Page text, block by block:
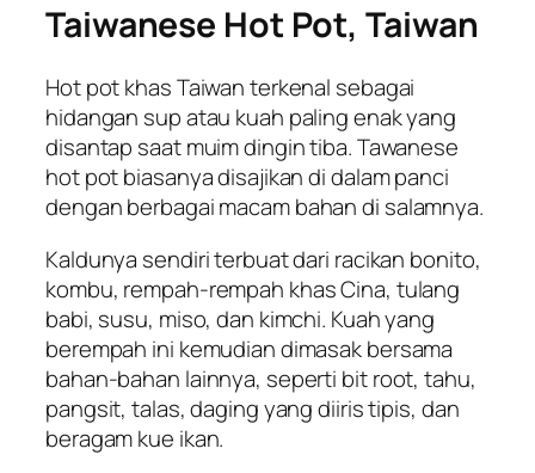
Taiwanese Hot Pot, Taiwan
Hot pot khas Taiwan terkenal sebagai
hidangan sup atau kuah paling enak yang
disantap saat muim dingin tiba. Tawanese
hot pot biasanya disajikan di dalam panci
dengan berbagai macam bahan di salamnya.
Kaldunya sendiri terbuat dari racikan bonito,
kombu, rempah-rempah khas Cina, tulang
babi, susu, miso, dan kimchi. Kuah yang
berempah ini kemudian dimasak bersama
bahan-bahan lainnya, seperti bit root, tahu,
pangsit, talas, daging yang diiris tipis, dan
beragam kue ikan.